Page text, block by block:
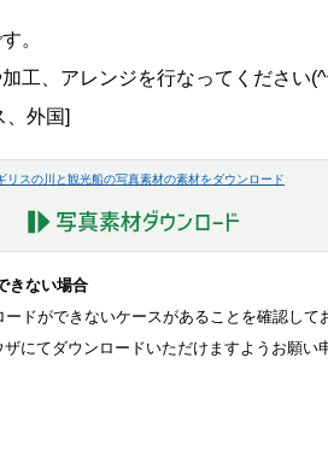
。
工、アレンジを行なってください
、外国]
リスの川と観光船の写真素材の素材をダウンロード
きない場合
ドができないケースがあることを確認して
にてダウンロードいただけますようお願い